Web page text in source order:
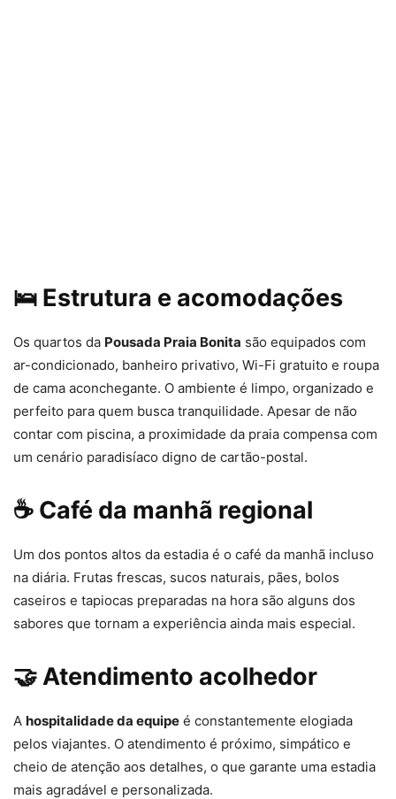
🛌 Estrutura e acomodações
Os quartos da Pousada Praia Bonita são equipados com
ar-condicionado, banheiro privativo, Wi-Fi gratuito e roupa
de cama aconchegante. O ambiente é limpo, organizado e
perfeito para quem busca tranquilidade. Apesar de não
contar com piscina, a proximidade da praia compensa com
um cenário paradisíaco digno de cartão-postal.
☕ Café da manhã regional
Um dos pontos altos da estadia é o café da manhã incluso
na diária. Frutas frescas, sucos naturais, pães, bolos
caseiros e tapiocas preparadas na hora são alguns dos
sabores que tornam a experiência ainda mais especial.
🤝 Atendimento acolhedor
A hospitalidade da equipe é constantemente elogiada
pelos viajantes. O atendimento é próximo, simpático e
cheio de atenção aos detalhes, o que garante uma estadia
mais agradável e personalizada.